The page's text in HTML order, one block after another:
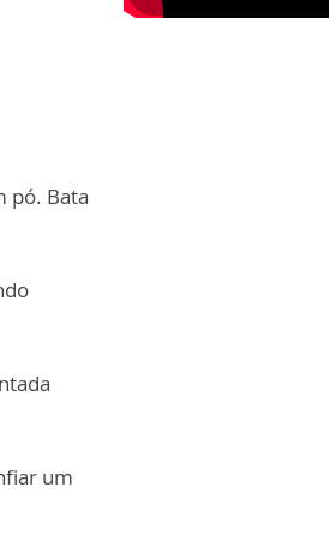
pó. Bata
um